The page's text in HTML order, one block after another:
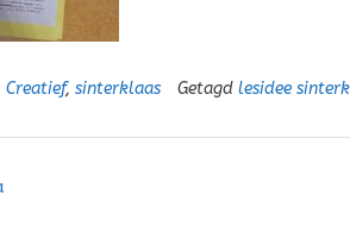
Creatief, sinterklaas Getagd lesidee